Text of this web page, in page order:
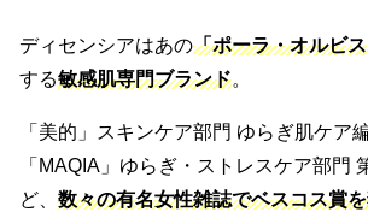
ディセンシアはあの「ポーラ・オルビ
する敏感肌専門ブランド。
「美的」スキンケア部門 ゆらぎ肌ケア
「MAQIA」ゆらぎ・ストレスケア部門
ど、 数々の有名女性雑誌でベスコス賞